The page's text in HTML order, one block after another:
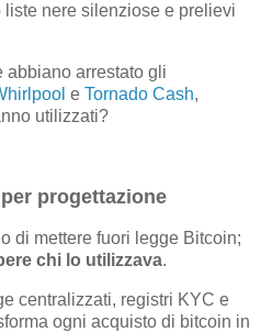
nere silenziose e prelievi
abbiano arrestato gli
e Tornado Cash,
utilizzati?
progettazione
di mettere fuori legge Bitcoin;
chi lo utilizzava.
centralizzati, registri KYC e
ogni acquisto di bitcoin in